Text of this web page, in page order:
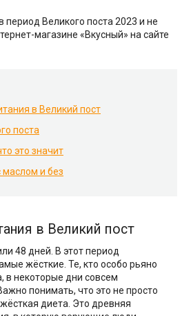
период Великого поста 2023 и не
магазине «Вкусный» на сайте
в Великий пост
поста
это значит
маслом и без
в Великий пост
48 дней. В этот период
жёсткие. Те, кто особо рьяно
в некоторые дни совсем
понимать, что это не просто
диета. Это древняя